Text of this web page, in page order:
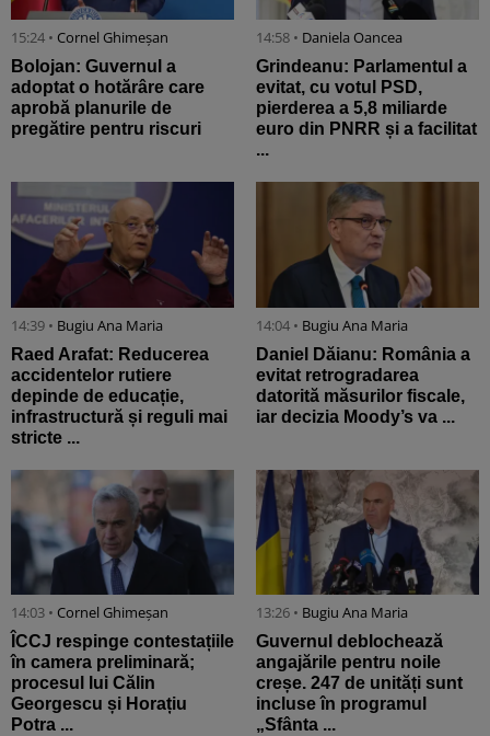
15:24 • Cornel Ghimeșan
Bolojan: Guvernul a
adoptat o hotărâre care
aprobă planurile de
pregătire pentru riscuri
14:58 • Daniela Oancea
Grindeanu: Parlamentul a
evitat, cu votul PSD,
pierderea a 5,8 miliarde
euro din PNRR și a facilitat
...
14:39 • Bugiu ⁠Ana Maria
Raed Arafat: Reducerea
accidentelor rutiere
depinde de educație,
infrastructură și reguli mai
stricte ...
14:04 • Bugiu ⁠Ana Maria
Daniel Dăianu: România a
evitat retrogradarea
datorită măsurilor fiscale,
iar decizia Moody’s va ...
14:03 • Cornel Ghimeșan
ÎCCJ respinge contestațiile
în camera preliminară;
procesul lui Călin
Georgescu și Horațiu
Potra ...
13:26 • Bugiu ⁠Ana Maria
Guvernul deblochează
angajările pentru noile
creșe. 247 de unități sunt
incluse în programul
„Sfânta ...